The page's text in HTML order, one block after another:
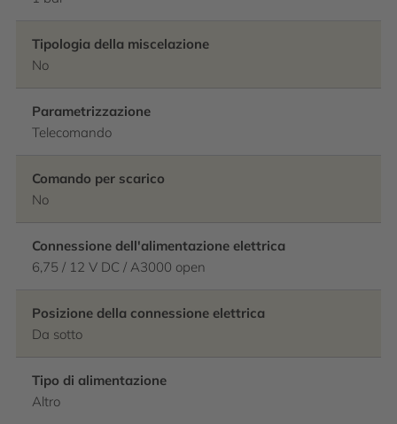
Tipologia della miscelazione
No
Parametrizzazione
Telecomando
Comando per scarico
No
Connessione dell'alimentazione elettrica
6,75 / 12 V DC / A3000 open
Posizione della connessione elettrica
Da sotto
Tipo di alimentazione
Altro